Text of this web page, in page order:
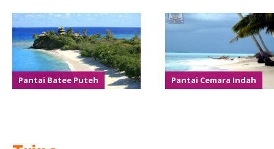
Pantai Batee Puteh Pantai Cemara Indah